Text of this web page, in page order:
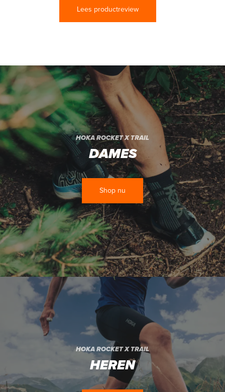
Lees productreview
HOKA ROCKET X TRAIL
DAMES
Shop nu
HOKA ROCKET X TRAIL
HEREN